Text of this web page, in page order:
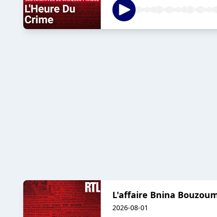
L'affaire Bnina
2026-08-01